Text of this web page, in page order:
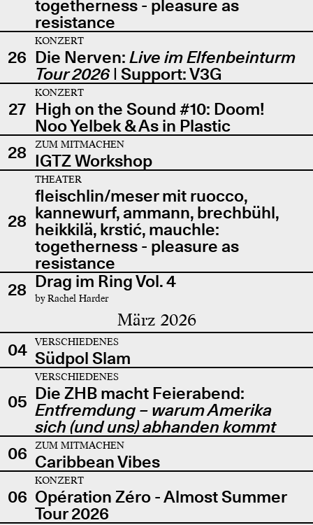
togetherness - pleasure as
resistance
26
KONZERT
Die Nerven: Live im Elfenbeinturm
Tour 2026| Support: V3G
27
KONZERT
High on the Sound #10: Doom!
Noo Yelbek & As in Plastic
28
ZUM MITMACHEN
IGTZ Workshop
28
THEATER
fleischlin/meser mit ruocco,
kannewurf, ammann, brechbühl,
heikkilä, krstić, mauchle:
togetherness - pleasure as
resistance
28 Drag im Ring Vol. 4
by Rachel Harder
März 2026
04 VERSCHIEDENES
Südpol Slam
05
VERSCHIEDENES
Die ZHB macht Feierabend:
Entfremdung – warum Amerika
sich (und uns) abhanden kommt
06
ZUM MITMACHEN
Caribbean Vibes
06
KONZERT
Opération Zéro - Almost Summer
Tour 2026